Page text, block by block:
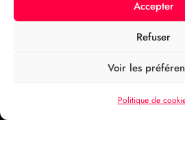
Accepter
Refuser
Voir les
Politique de